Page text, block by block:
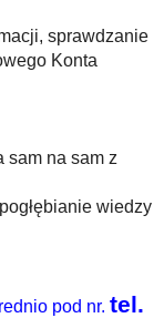
sprawdzanie
Konta
sam na sam z
wiedzy
pod nr. tel.